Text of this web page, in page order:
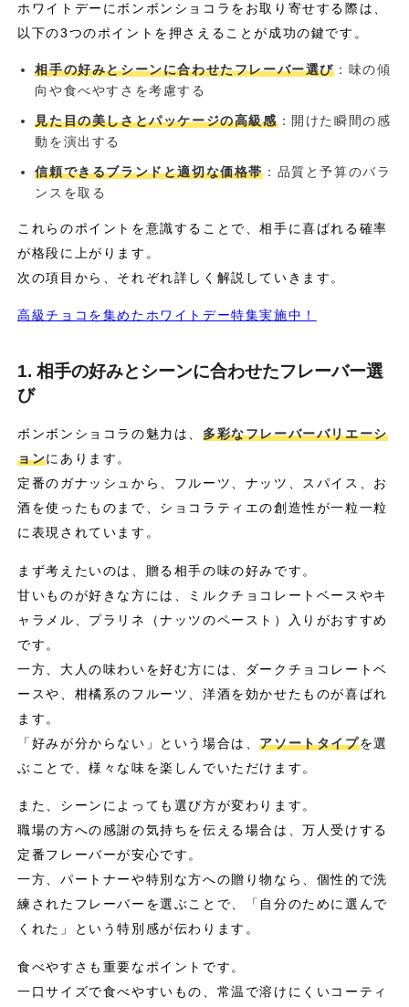
ホワイトデーにボンボンショコラをお取り寄せする際は、
以下の3つのポイントを押さえることが成功の鍵です。
相手の好みとシーンに合わせたフレーバー選び：味の傾
向や食べやすさを考慮する
見た目の美しさとパッケージの高級感：開けた瞬間の感
動を演出する
信頼できるブランドと適切な価格帯：品質と予算のバラ
ンスを取る
これらのポイントを意識することで、相手に喜ばれる確率
が格段に上がります。
次の項目から、それぞれ詳しく解説していきます。
高級チョコを集めたホワイトデー特集実施中！
1. 相手の好みとシーンに合わせたフレーバー選
び
ボンボンショコラの魅力は、 多彩なフレーバーバリエーシ
ョンにあります。
定番のガナッシュから、フルーツ、ナッツ、スパイス、お
酒を使ったものまで、ショコラティエの創造性が一粒一粒
に表現されています。
まず考えたいのは、贈る相手の味の好みです。
甘いものが好きな方には、ミルクチョコレートベースやキ
ャラメル、プラリネ（ナッツのペースト）入りがおすすめ
です。
一方、大人の味わいを好む方には、ダークチョコレートベ
ースや、柑橘系のフルーツ、洋酒を効かせたものが喜ばれ
ます。
「好みが分からない」という場合は、アソートタイプを選
ぶことで、様々な味を楽しんでいただけます。
また、シーンによっても選び方が変わります。
職場の方への感謝の気持ちを伝える場合は、万人受けする
定番フレーバーが安心です。
一方、パートナーや特別な方への贈り物なら、個性的で洗
練されたフレーバーを選ぶことで、「自分のために選んで
くれた」という特別感が伝わります。
食べやすさも重要なポイントです。
一口サイズで食べやすいもの、常温で溶けにくいコーティ